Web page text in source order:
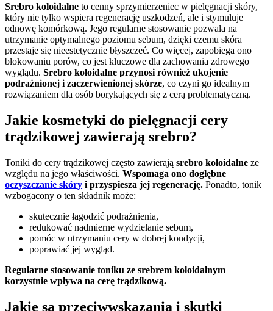
Srebro koloidalne to cenny sprzymierzeniec w pielęgnacji skóry,
który nie tylko wspiera regenerację uszkodzeń, ale i stymuluje
odnowę komórkową. Jego regularne stosowanie pozwala na
utrzymanie optymalnego poziomu sebum, dzięki czemu skóra
przestaje się nieestetycznie błyszczeć. Co więcej, zapobiega ono
blokowaniu porów, co jest kluczowe dla zachowania zdrowego
wyglądu. Srebro koloidalne przynosi również ukojenie
podrażnionej i zaczerwienionej skórze, co czyni go idealnym
rozwiązaniem dla osób borykających się z cerą problematyczną.
Jakie kosmetyki do pielęgnacji cery
trądzikowej zawierają srebro?
Toniki do cery trądzikowej często zawierają srebro koloidalne ze
względu na jego właściwości. Wspomaga ono dogłębne
oczyszczanie skóry i przyspiesza jej regenerację. Ponadto, tonik
wzbogacony o ten składnik może:
skutecznie łagodzić podrażnienia,
redukować nadmierne wydzielanie sebum,
pomóc w utrzymaniu cery w dobrej kondycji,
poprawiać jej wygląd.
Regularne stosowanie toniku ze srebrem koloidalnym
korzystnie wpływa na cerę trądzikową.
Jakie są przeciwwskazania i skutki